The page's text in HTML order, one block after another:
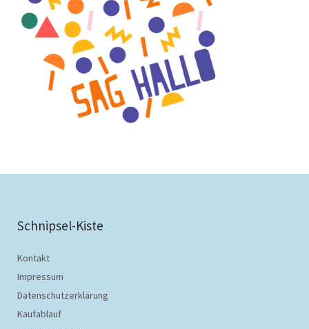
Schnipsel-Kiste
Kontakt
Impressum
Datenschutzerklärung
Kaufablauf